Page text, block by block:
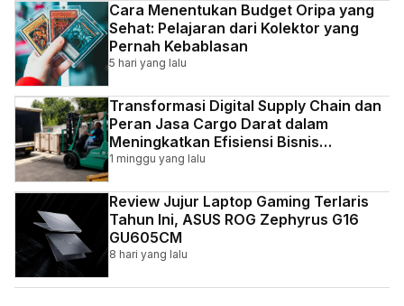
Cara Menentukan Budget Oripa yang
Sehat: Pelajaran dari Kolektor yang
Pernah Kebablasan
5 hari yang lalu
Transformasi Digital Supply Chain dan
Peran Jasa Cargo Darat dalam
Meningkatkan Efisiensi Bisnis
Indonesia
1 minggu yang lalu
Review Jujur Laptop Gaming Terlaris
Tahun Ini, ASUS ROG Zephyrus G16
GU605CM
8 hari yang lalu